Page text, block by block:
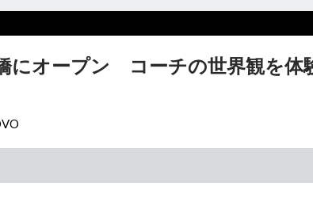
にオープン コーチの世界観を体